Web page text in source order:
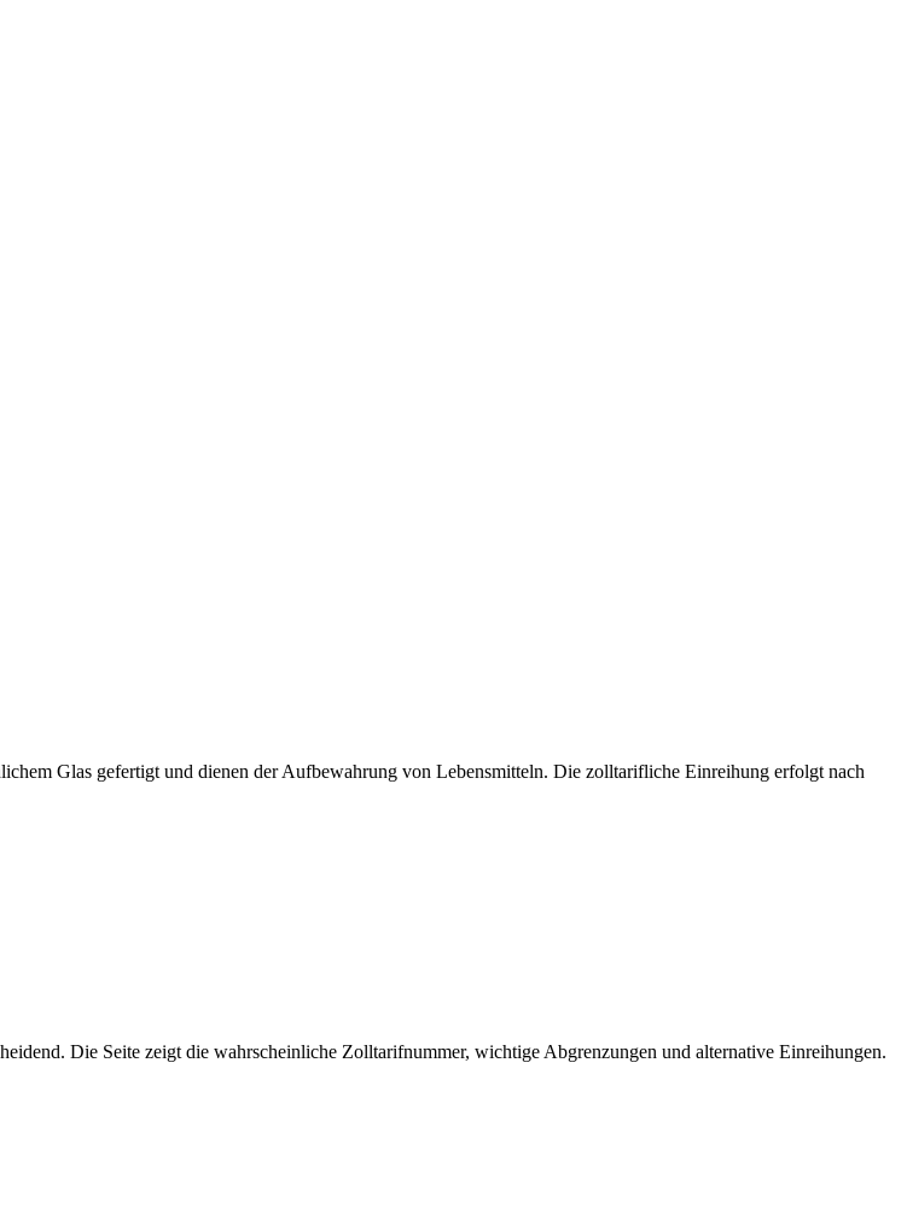
Glas gefertigt und dienen der Aufbewahrung von Lebensmitteln. Die zolltarifliche Einreihung erfolgt nach
Die Seite zeigt die wahrscheinliche Zolltarifnummer, wichtige Abgrenzungen und alternative Einreihungen.